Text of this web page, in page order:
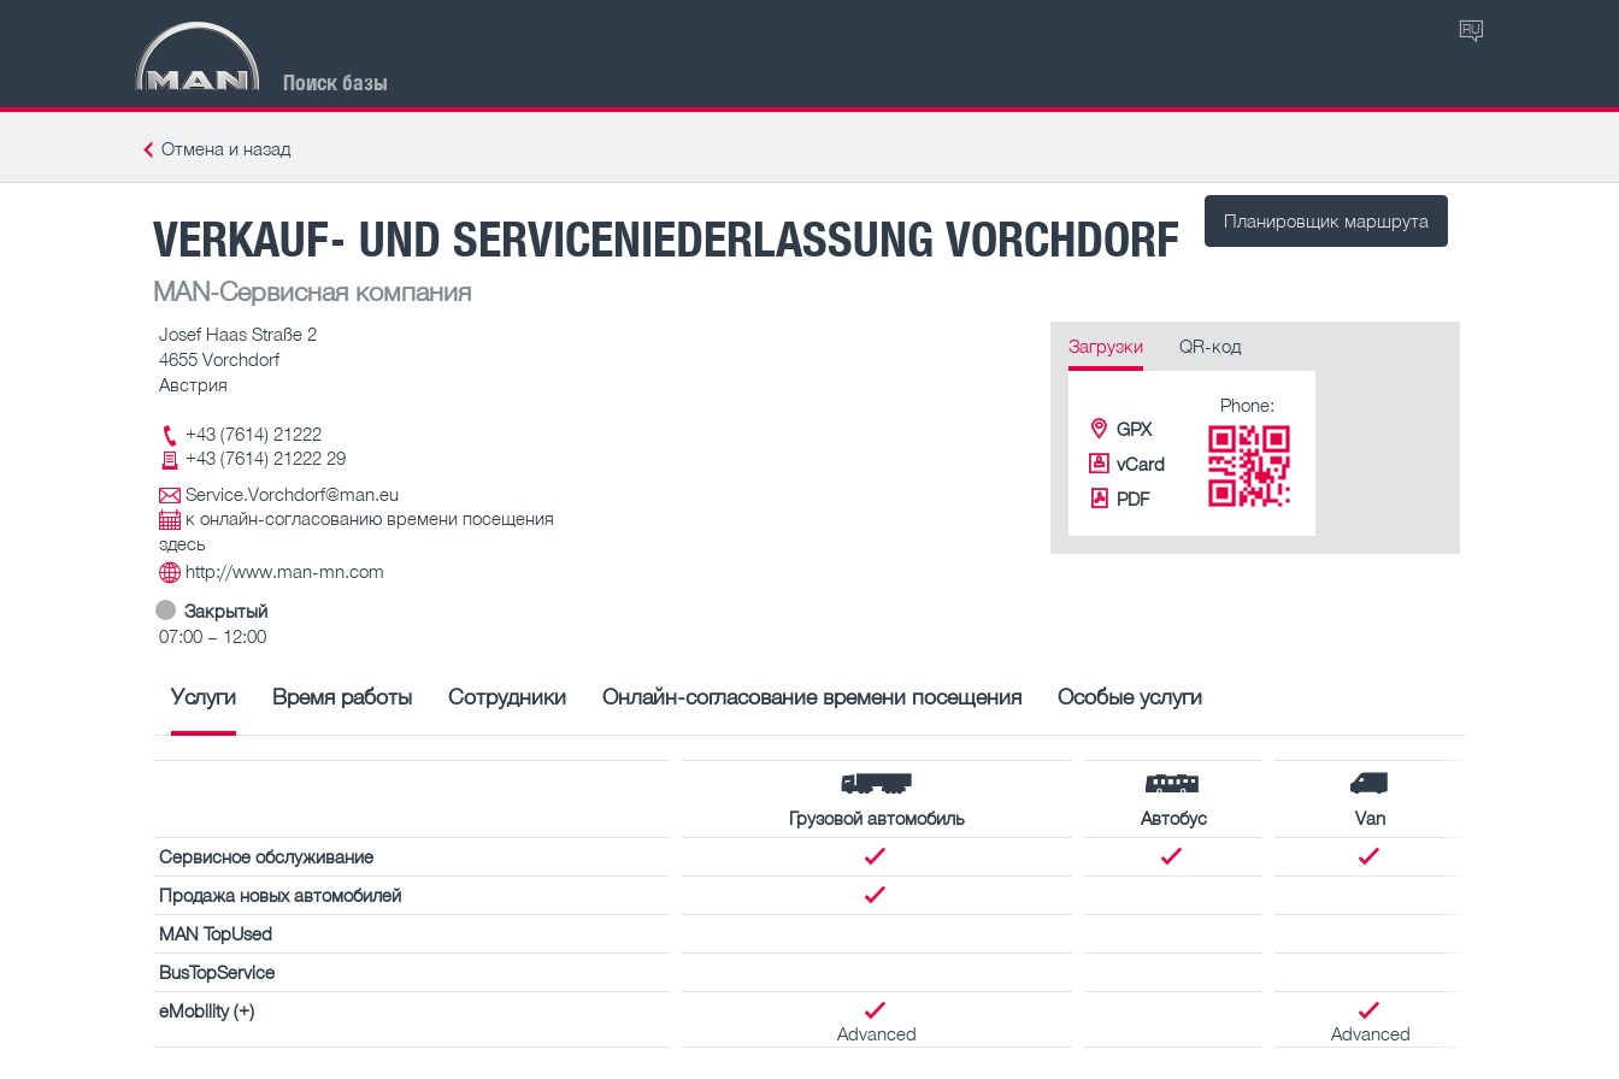
Поиск базы
RU
Отмена и назад
Планировщик маршрута
VERKAUF- UND SERVICENIEDERLASSUNG VORCHDORF
MAN-Сервисная компания
Josef Haas Straße 2
4655 Vorchdorf
Австрия
+43 (7614) 21222
+43 (7614) 21222 29
Service.Vorchdorf@man.eu
к онлайн-согласованию времени посещения
здесь
http://www.man-mn.com
Закрытый
07:00 – 12:00
Загрузки QR-код
GPX
vCard
PDF
Phone:
Услуги Время работы Сотрудники Онлайн-согласование времени посещения Особые услуги
Грузовой автомобиль Автобус
Van
Сервисное обслуживание
Продажа новых автомобилей
MAN TopUsed
BusTopService
eMobility (+)
Advanced
Advanced